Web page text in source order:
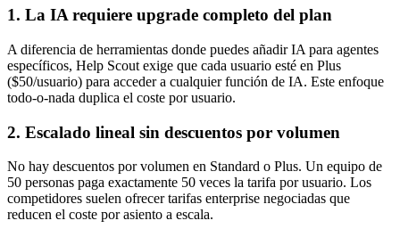
1. La IA requiere upgrade completo del plan
A diferencia de herramientas donde puedes añadir IA para agentes
específicos, Help Scout exige que cada usuario esté en Plus
($50/usuario) para acceder a cualquier función de IA. Este enfoque
todo-o-nada duplica el coste por usuario.
2. Escalado lineal sin descuentos por volumen
No hay descuentos por volumen en Standard o Plus. Un equipo de
50 personas paga exactamente 50 veces la tarifa por usuario. Los
competidores suelen ofrecer tarifas enterprise negociadas que
reducen el coste por asiento a escala.